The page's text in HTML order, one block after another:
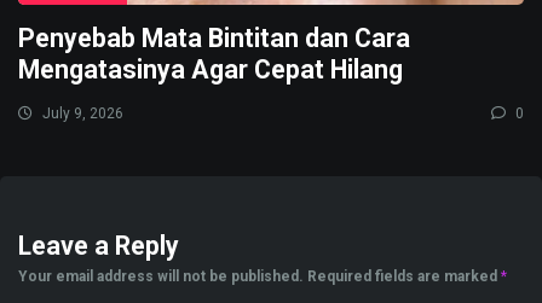
Penyebab Mata Bintitan dan Cara
Mengatasinya Agar Cepat Hilang
July 9, 2026 0
Leave a Reply
Your email address will not be published. Required fields are marked *